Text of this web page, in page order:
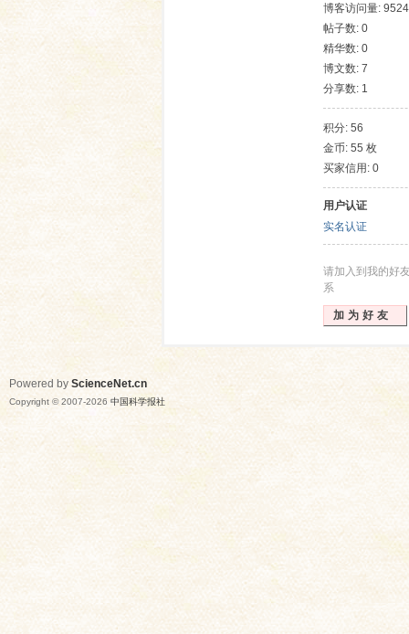
博客访问量: 9524
帖子数: 0
精华数: 0
博文数: 7
分享数: 1
积分: 56
金币: 55 枚
买家信用: 0
用户认证
实名认证
请加入到我的好
系
加为好友
Powered by ScienceNet.cn
Copyright © 2007-2026 中国科学报社